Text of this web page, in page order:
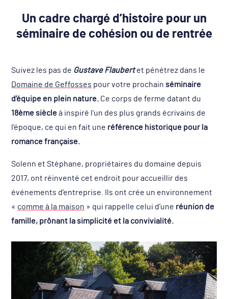
Un cadre chargé d’histoire pour un
séminaire de cohésion ou de rentrée
Suivez les pas de Gustave Flaubertet pénétrez dans le
Domaine de Geffosses pour votre prochain séminaire
d’équipe en plein nature. Ce corps de ferme datant du
18ème siècleà inspiré l’un des plus grands écrivains de
l’époque, ce qui en fait une référence historique pour la
romance française.
Solenn et Stéphane, propriétaires du domaine depuis
2017, ont réinventé cet endroit pour accueillir des
événements d’entreprise. Ils ont crée un environnement
« comme à la maison » qui rappelle celui d’une réunion de
famille, prônant la simplicité et la convivialité.